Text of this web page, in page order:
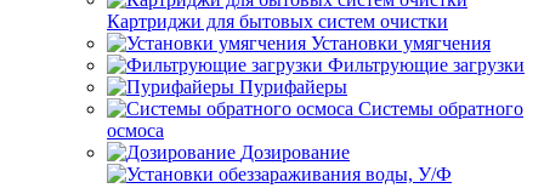
Картриджи для бытовых систем очистки
Установки умягчения
Фильтрующие загрузки
Пурифайеры
Системы обратного
осмоса
Дозирование